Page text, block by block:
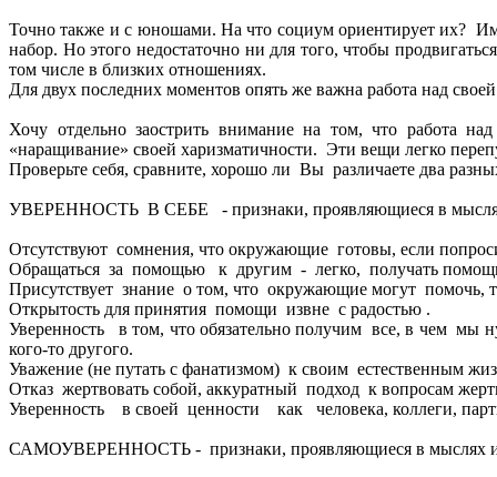
Точно также и с юношами. На что социум ориентирует их?
набор. Но этого недостаточно ни для того, чтобы
том числе в близких отношениях.
Для двух последних моментов опять же важна работа над
Хочу отдельно заострить внимание на том, что работа
«наращивание» своей харизматичности. Эти вещи легко
Проверьте себя, сравните, хорошо ли Вы различаете два
УВЕРЕННОСТЬ В СЕБЕ - признаки, проявляющиеся в мыслях
Отсутствуют сомнения, что окружающие готовы, если
Обращаться за помощью к другим - легко, получать помощь
Присутствует знание о том, что окружающие могут помочь,
Открытость для принятия помощи извне с радостью .
Уверенность в том, что обязательно получим все, в чем
кого-то другого.
Уважение (не путать с фанатизмом) к своим естественным
Отказ жертвовать собой, аккуратный подход к вопросам
Уверенность в своей ценности как человека, коллеги,
САМОУВЕРЕННОСТЬ - признаки, проявляющиеся в мыслях и